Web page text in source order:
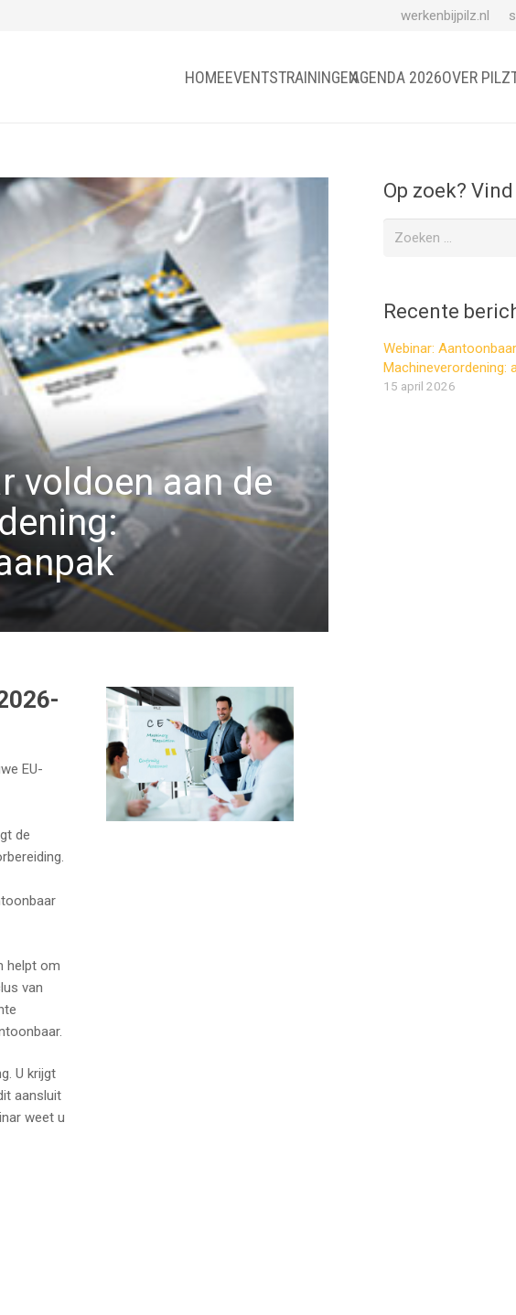
werkenbijpilz.nl
HOMEEVENTSTRAININGENAGENDA 2026OVER PILZ
voldoen aan de
EU-
de
helpt om
van
U krijgt
aansluit
weet u
Op zoek?
Zoeken
Recente
Webinar:
Machineverordening:
15 april 2026